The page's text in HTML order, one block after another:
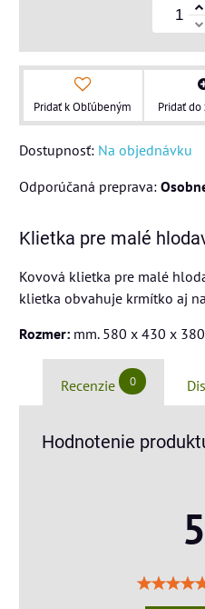
Pridať k Obľúbeným Pridať
Dostupnosť: Na objednávku
Klietka pre malé
Kovová klietka pre malé
klietka obvahuje krmítko aj
Rozmer: mm. 580 x 430 x
Recenzie 0
Hodnotenie
5